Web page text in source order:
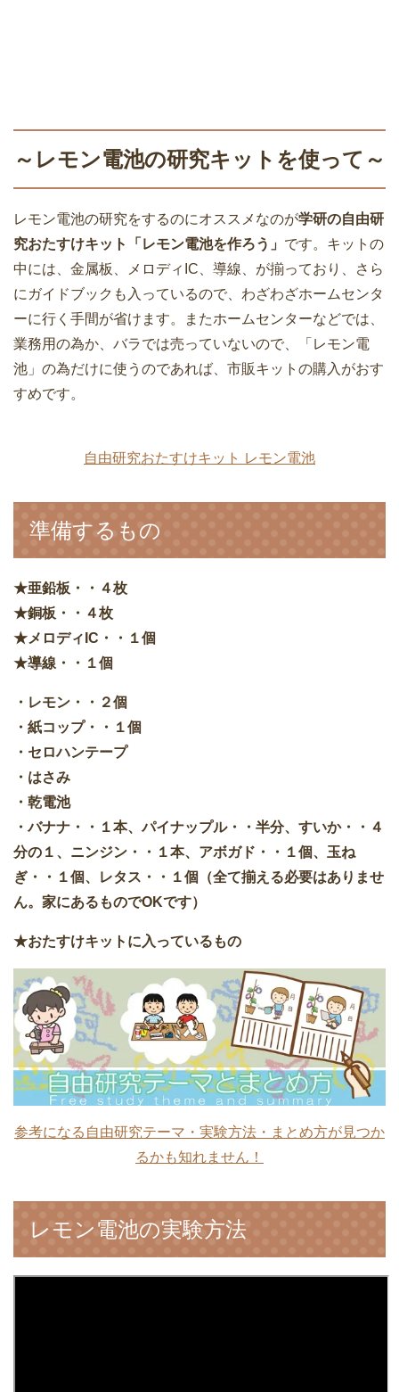
～レモン電池の研究キットを使って～
レモン電池の研究をするのにオススメなのが学研の自由研
究おたすけキット「レモン電池を作ろう」 です。キットの
中には、金属板、メロディIC、導線、が揃っており、さら
にガイドブックも入っているので、わざわざホームセンタ
ーに行く手間が省けます。またホームセンターなどでは、
業務用の為か、バラでは売っていないので、「レモン電
池」の為だけに使うのであれば、市販キットの購入がおす
すめです。
自由研究おたすけキット レモン電池
準備するもの
★亜鉛板・・４枚
★銅板・・４枚
★メロディIC・・１個
★導線・・１個
・レモン・・２個
・紙コップ・・１個
・セロハンテープ
・はさみ
・乾電池
・バナナ・・１本、パイナップル・・半分、すいか・・４
分の１、ニンジン・・１本、アボガド・・１個、玉ね
ぎ・・１個、レタス・・１個（全て揃える必要はありませ
ん。家にあるものでOKです）
★おたすけキットに入っているもの
参考になる自由研究テーマ・実験方法・まとめ方が見つか
るかも知れません！
レモン電池の実験方法